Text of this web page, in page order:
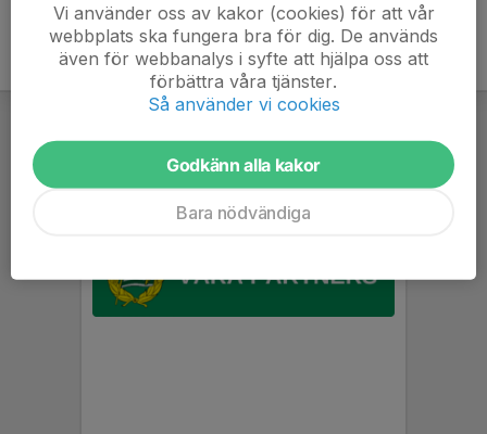
Vi använder oss av kakor (cookies) för att vår
webbplats ska fungera bra för dig. De används
även för webbanalys i syfte att hjälpa oss att
förbättra våra tjänster.
Så använder vi cookies
Godkänn alla kakor
Bara nödvändiga